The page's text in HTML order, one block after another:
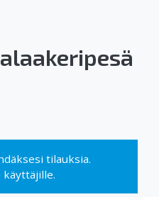
tilauksia.